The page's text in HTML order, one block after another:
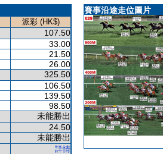
派彩 (HK$)
107.50
33.00
21.50
26.00
325.50
106.50
139.50
98.50
未能勝出
24.50
未能勝出
詳情
賽事沿途走位圖片